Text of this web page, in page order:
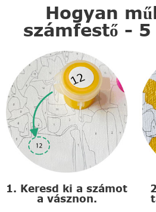
Hogyan
számfestő -
1. Keresd ki a számot
a vásznon.